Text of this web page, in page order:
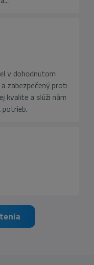
v dohodnutom
zabezpečený proti
kvalite a slúži nám
potrieb.